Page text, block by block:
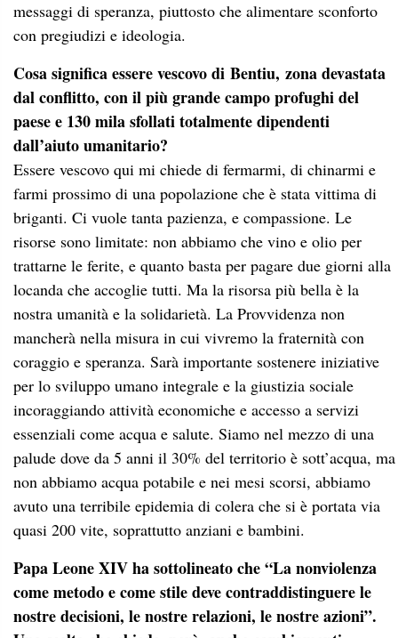
messaggi di speranza, piuttosto che alimentare sconforto
con pregiudizi e ideologia.
Cosa significa essere vescovo di Bentiu, zona devastata
dal conflitto, con il più grande campo profughi del
paese e 130 mila sfollati totalmente dipendenti
dall’aiuto umanitario?
Essere vescovo qui mi chiede di fermarmi, di chinarmi e
farmi prossimo di una popolazione che è stata vittima di
briganti. Ci vuole tanta pazienza, e compassione. Le
risorse sono limitate: non abbiamo che vino e olio per
trattarne le ferite, e quanto basta per pagare due giorni alla
locanda che accoglie tutti. Ma la risorsa più bella è la
nostra umanità e la solidarietà. La Provvidenza non
mancherà nella misura in cui vivremo la fraternità con
coraggio e speranza. Sarà importante sostenere iniziative
per lo sviluppo umano integrale e la giustizia sociale
incoraggiando attività economiche e accesso a servizi
essenziali come acqua e salute. Siamo nel mezzo di una
palude dove da 5 anni il 30% del territorio è sott’acqua, ma
non abbiamo acqua potabile e nei mesi scorsi, abbiamo
avuto una terribile epidemia di colera che si è portata via
quasi 200 vite, soprattutto anziani e bambini.
Papa Leone XIV ha sottolineato che “La nonviolenza
come metodo e come stile deve contraddistinguere le
nostre decisioni, le nostre relazioni, le nostre azioni”.